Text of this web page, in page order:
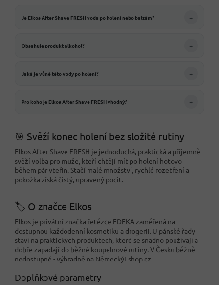
Je Elkos After Shave FRESH voda po holení nebo balzám? +
Obsahuje produkt alkohol? +
Jaká je vůně této vody po holení? +
Pro koho je Elkos After Shave FRESH vhodný? +
🎯 Svěží konec holení bez složité rutiny
Elkos After Shave FRESH je jednoduchá, praktická a příjemně
svěží volba pro muže, kteří chtějí mít po holení hotovo
během pár vteřin. Stačí malé množství, rychlé rozetření a
pokožka získá čistý, upravený pocit.
🏷️ O značce Elkos
Elkos je privátní značka řetězce EDEKA zaměřená na
dostupnou každodenní kosmetiku a drogerii. U pánské řady
staví na praktických produktech, které se snadno používají a
dobře zapadají do běžné koupelnové rutiny. V Česku běžně
nedostupné - výhradně na NěmeckýEshop.cz.
Doplňkové parametry